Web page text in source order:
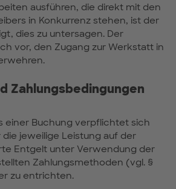
ausführen, die direkt mit den
in Konkurrenz stehen, ist der
dies zu untersagen. Der
vor, den Zugang zur Werkstatt in
Zahlungsbedingungen
einer Buchung verpflichtet sich
die jeweilige Leistung auf der
Entgelt unter Verwendung der
Zahlungsmethoden (vgl. §
zu entrichten.